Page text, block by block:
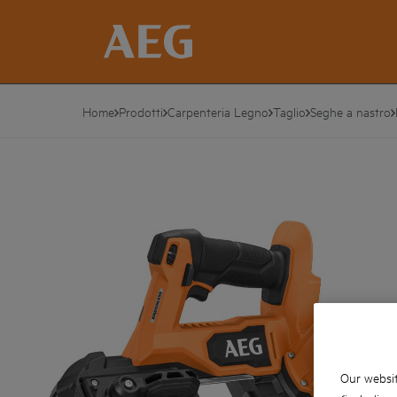
Home Prodotti Carpenteria Legno Taglio Seghe a nastro
Our